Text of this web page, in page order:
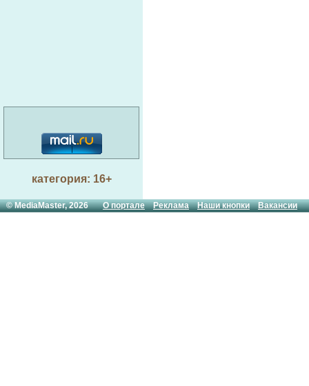
категория: 16+
© MediaMaster, 2026О портале Реклама Наши кнопки Вакансии